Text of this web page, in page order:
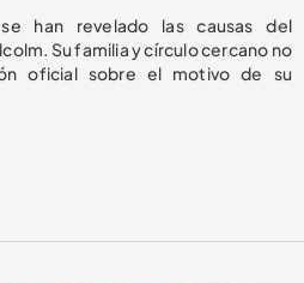
han revelado las causas del
Su familia y círculo cercano no
oficial sobre el motivo de su